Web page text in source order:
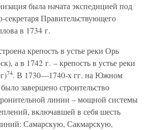
была начата экспедицией под
секретаря Правительствующего
в 1734 г.
крепость в устье реки Орь
а в 1742 г. – крепость в устье реки
74. В 1730—1740-х гг. на Южном
завершено строительство
линии – мощной системы
включавшей в себя шесть
Самарскую, Сакмарскую,